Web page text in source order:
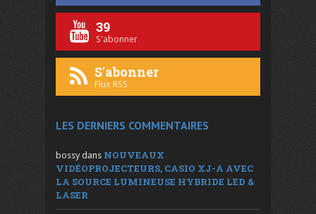
39
S'abonner
S'abonner
Flux RSS
LES DERNIERS COMMENTAIRES
bossy dans NOUVEAUX
VIDÉOPROJECTEURS, CASIO XJ-A AVEC
LA SOURCE LUMINEUSE HYBRIDE LED &
LASER